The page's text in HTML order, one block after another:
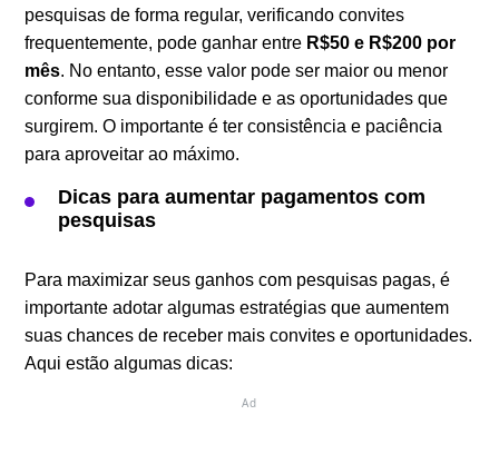
pesquisas de forma regular, verificando convites
frequentemente, pode ganhar entre R$50 e R$200 por
mês. No entanto, esse valor pode ser maior ou menor
conforme sua disponibilidade e as oportunidades que
surgirem. O importante é ter consistência e paciência
para aproveitar ao máximo.
Dicas para aumentar pagamentos com
pesquisas
Para maximizar seus ganhos com pesquisas pagas, é
importante adotar algumas estratégias que aumentem
suas chances de receber mais convites e oportunidades.
Aqui estão algumas dicas:
Ad